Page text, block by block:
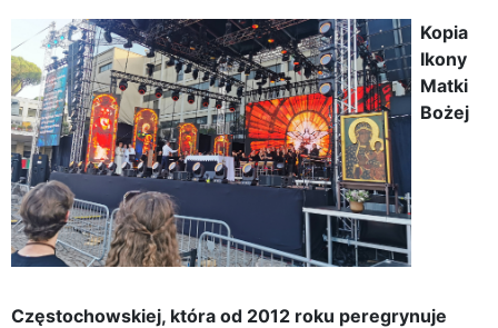
Kopia
Ikony
Matki
Bożej
Częstochowskiej, która od 2012 roku peregrynuje